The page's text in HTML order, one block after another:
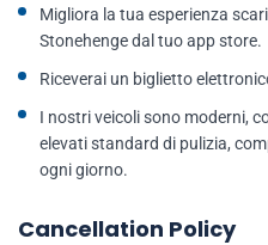
Migliora la tua esperienza
Stonehenge dal tuo app store.
Riceverai un biglietto
I nostri veicoli sono moderni,
elevati standard di pulizia,
ogni giorno.
Cancellation Policy